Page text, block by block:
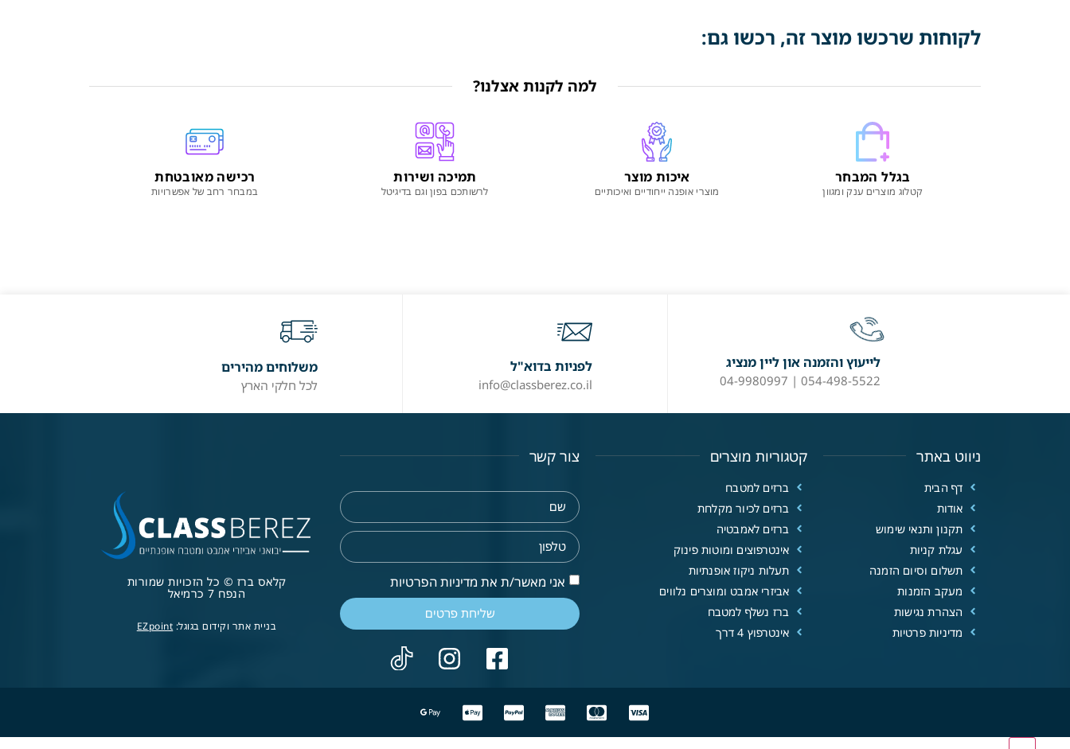
לקוחות שרכשו מוצר זה, רכשו גם:
למה לקנות אצלנו?
בגלל המבחר
קטלוג מוצרים ענק ומגוון
איכות מוצר
מוצרי אופנה ייחודיים ואיכותיים
תמיכה ושירות
לרשותכם בפון וגם בדיגיטל
רכישה מאובטחת
במבחר רחב של אפשרויות
לייעוץ והזמנה און ליין מנציג
054-498-5522 | 04-9980997
לפניות בדוא"ל
info@classberez.co.il
משלוחים מהירים
לכל חלקי הארץ
ניווט באתר
דף הבית
אודות
תקנון ותנאי שימוש
עגלת קניות
תשלום וסיום הזמנה
מעקב הזמנות
הצהרת נגישות
מדיניות פרטיות
קטגוריות מוצרים
ברזים למטבח
ברזים לכיור מקלחת
ברזים לאמבטיה
אינטרפוצים ומוטות פינוק
תעלות ניקוז אופנתיות
אביזרי אמבט ומוצרים נלווים
ברז נשלף למטבח
אינטרפוץ 4 דרך
צור קשר
אני מאשר/ת את מדיניות הפרטיות
שליחת פרטים
קלאס ברז © כל הזכויות שמורות
הנפח 7 כרמיאל
בניית אתר וקידום בגוגל: EZpoint